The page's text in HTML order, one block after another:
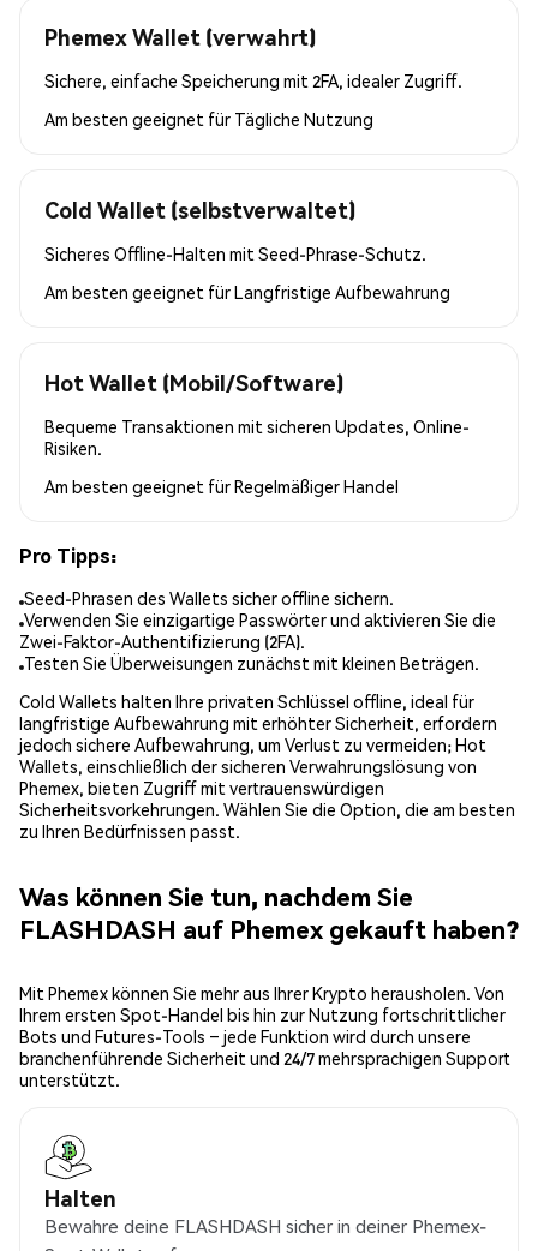
Phemex Wallet (verwahrt)
Sichere, einfache Speicherung mit 2FA, idealer Zugriff.
Am besten geeignet für Tägliche Nutzung
Cold Wallet (selbstverwaltet)
Sicheres Offline-Halten mit Seed-Phrase-Schutz.
Am besten geeignet fürLangfristige Aufbewahrung
Hot Wallet (Mobil/Software)
Bequeme Transaktionen mit sicheren Updates, Online-
Risiken.
Am besten geeignet fürRegelmäßiger Handel
Pro Tipps:
Seed-Phrasen des Wallets sicher offline sichern.
Verwenden Sie einzigartige Passwörter und aktivieren Sie die
Zwei-Faktor-Authentifizierung (2FA).
Testen Sie Überweisungen zunächst mit kleinen Beträgen.
Cold Wallets halten Ihre privaten Schlüssel offline, ideal für
langfristige Aufbewahrung mit erhöhter Sicherheit, erfordern
jedoch sichere Aufbewahrung, um Verlust zu vermeiden; Hot
Wallets, einschließlich der sicheren Verwahrungslösung von
Phemex, bieten Zugriff mit vertrauenswürdigen
Sicherheitsvorkehrungen. Wählen Sie die Option, die am besten
zu Ihren Bedürfnissen passt.
Was können Sie tun, nachdem Sie
FLASHDASH auf Phemex gekauft haben?
Mit Phemex können Sie mehr aus Ihrer Krypto herausholen. Von
Ihrem ersten Spot-Handel bis hin zur Nutzung fortschrittlicher
Bots und Futures-Tools – jede Funktion wird durch unsere
branchenführende Sicherheit und 24/7 mehrsprachigen Support
unterstützt.
Halten
Bewahre deine FLASHDASH sicher in deiner Phemex-